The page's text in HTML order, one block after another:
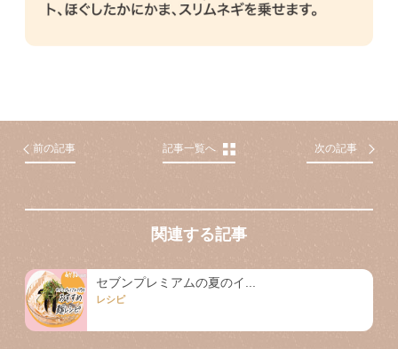
前の記事 記事一覧へ 次の記事
関連する記事
セブンプレミアムの夏のイ...
レシピ